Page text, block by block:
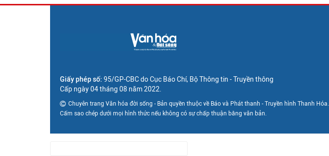
Giấy phép số: 95/GP-CBC do Cục Báo Chí, Bộ Thông tin - Truyền thông
Cấp ngày 04 tháng 08 năm 2022.
Chuyên trang Văn hóa đời sống - Bản quyền thuộc về Báo và Phát thanh - Truyền hình Thanh Hóa.
Cấm sao chép dưới mọi hình thức nếu không có sự chấp thuận bằng văn bản.